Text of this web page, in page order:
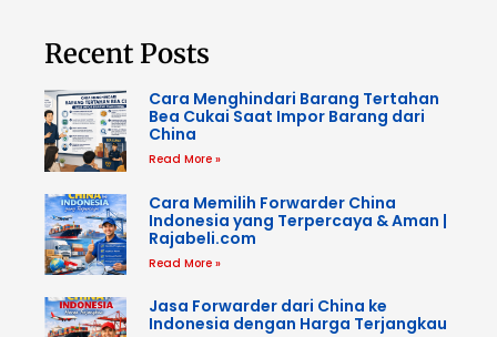
Recent Posts
Cara Menghindari Barang Tertahan
Bea Cukai Saat Impor Barang dari
China
Read More »
Cara Memilih Forwarder China
Indonesia yang Terpercaya & Aman |
Rajabeli.com
Read More »
Jasa Forwarder dari China ke
Indonesia dengan Harga Terjangkau